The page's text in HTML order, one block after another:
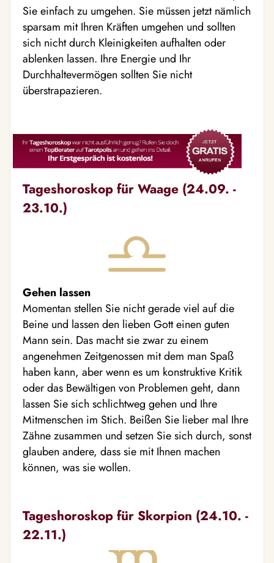
Sie einfach zu umgehen. Sie müssen jetzt nämlich
sparsam mit Ihren Kräften umgehen und sollten
sich nicht durch Kleinigkeiten aufhalten oder
ablenken lassen. Ihre Energie und Ihr
Durchhaltevermögen sollten Sie nicht
überstrapazieren.
Tageshoroskop für Waage (24.09. -
23.10.)
Gehen lassen
Momentan stellen Sie nicht gerade viel auf die
Beine und lassen den lieben Gott einen guten
Mann sein. Das macht sie zwar zu einem
angenehmen Zeitgenossen mit dem man Spaß
haben kann, aber wenn es um konstruktive Kritik
oder das Bewältigen von Problemen geht, dann
lassen Sie sich schlichtweg gehen und Ihre
Mitmenschen im Stich. Beißen Sie lieber mal Ihre
Zähne zusammen und setzen Sie sich durch, sonst
glauben andere, dass sie mit Ihnen machen
können, was sie wollen.
Tageshoroskop für Skorpion (24.10. -
22.11.)